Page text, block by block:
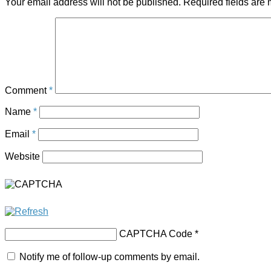
Your email address will not be published. Required fields are
Comment*
Name *
Email *
Website
CAPTCHA Code *
Notify me of follow-up comments by email.